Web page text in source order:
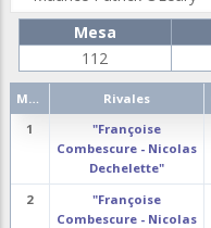
Mesa
112
Rivales
1
"Françoise
Combescure - Nicolas
Dechelette"
2
"Françoise
Combescure - Nicolas